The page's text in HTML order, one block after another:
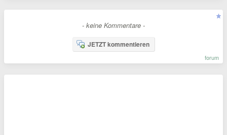
- keine Kommentare -
JETZT kommentieren
forum